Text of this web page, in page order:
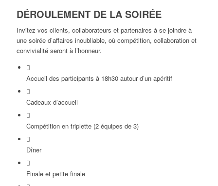
DÉROULEMENT DE LA SOIRÉE
Invitez vos clients, collaborateurs et partenaires à se joindre à
une soirée d’affaires inoubliable, où compétition, collaboration et
convivialité seront à l’honneur.
Accueil des participants à 18h30 autour d’un apéritif
Cadeaux d’accueil
Compétition en triplette (2 équipes de 3)
Dîner
Finale et petite finale